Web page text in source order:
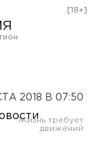
[18+]
2018 В 07:50